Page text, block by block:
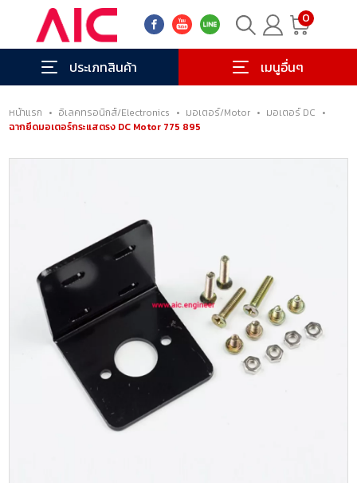
0
ประเภทสินค้า เมนูอื่นๆ
หน้าแรก • อิเลคทรอนิกส์/Electronics • มอเตอร์/Motor • มอเตอร์ DC •
ฉากยึดมอเตอร์กระแสตรง DC Motor 775 895